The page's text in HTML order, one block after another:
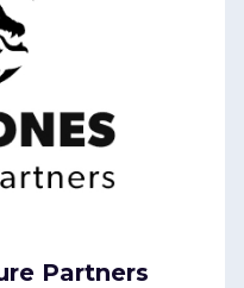
Partners